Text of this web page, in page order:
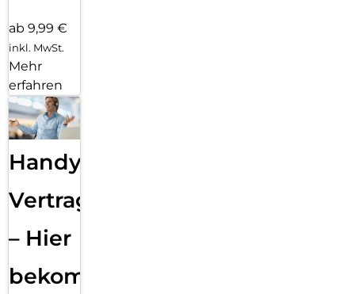
ab 9,99 €
inkl. MwSt.
Mehr
erfahren
Handy
Vertragsabwicklung
– Hier
bekommst